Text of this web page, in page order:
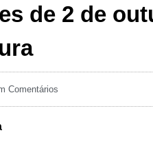
de 2 de
Comentários